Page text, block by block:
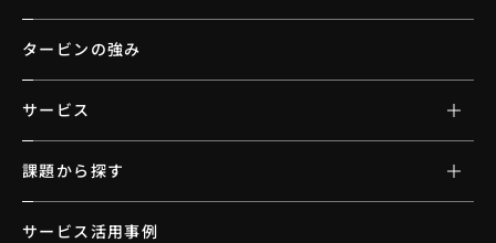
タービンの強み
サービス
課題から探す
サービス活用事例